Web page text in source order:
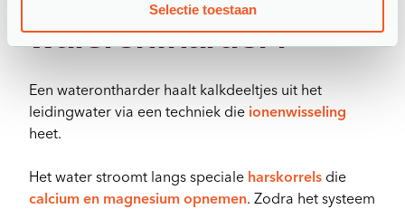
Selectie toestaan
waterontharder?
Een waterontharder haalt kalkdeeltjes uit het
leidingwater via een techniek die ionenwisseling
heet.
Het water stroomt langs speciale harskorrels die
calcium en magnesium opnemen. Zodra het systeem